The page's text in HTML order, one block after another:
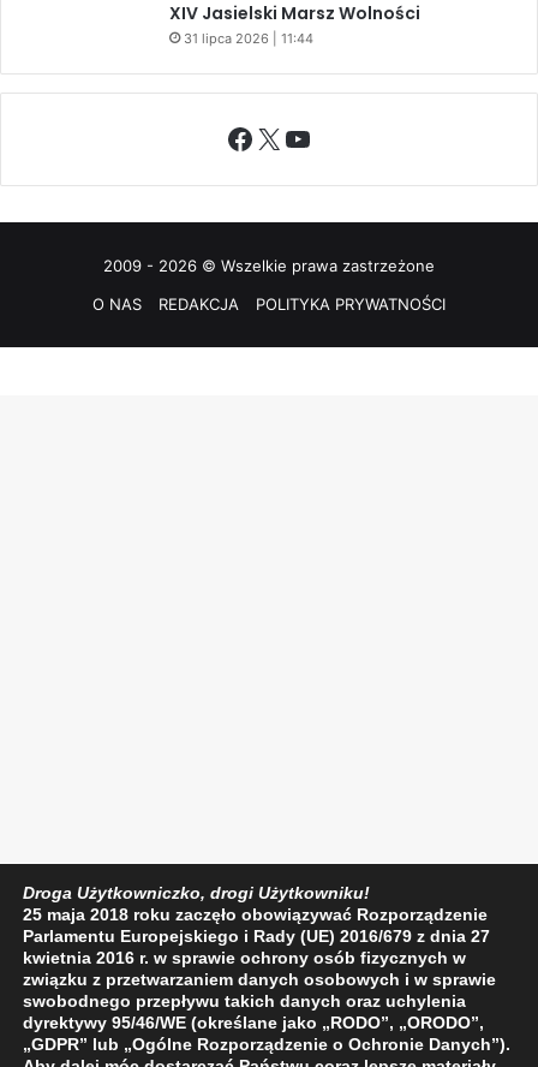
XIV Jasielski Marsz Wolności
31 lipca 2026 | 11:44
Facebook
X YouTube
2009 - 2026 © Wszelkie prawa zastrzeżone
O NAS
REDAKCJA POLITYKA PRYWATNOŚCI
Droga Użytkowniczko, drogi Użytkowniku!
25 maja 2018 roku zaczęło obowiązywać Rozporządzenie
Parlamentu Europejskiego i Rady (UE) 2016/679 z dnia 27
kwietnia 2016 r. w sprawie ochrony osób fizycznych w
związku z przetwarzaniem danych osobowych i w sprawie
swobodnego przepływu takich danych oraz uchylenia
dyrektywy 95/46/WE (określane jako „RODO”, „ORODO”,
„GDPR” lub „Ogólne Rozporządzenie o Ochronie Danych”).